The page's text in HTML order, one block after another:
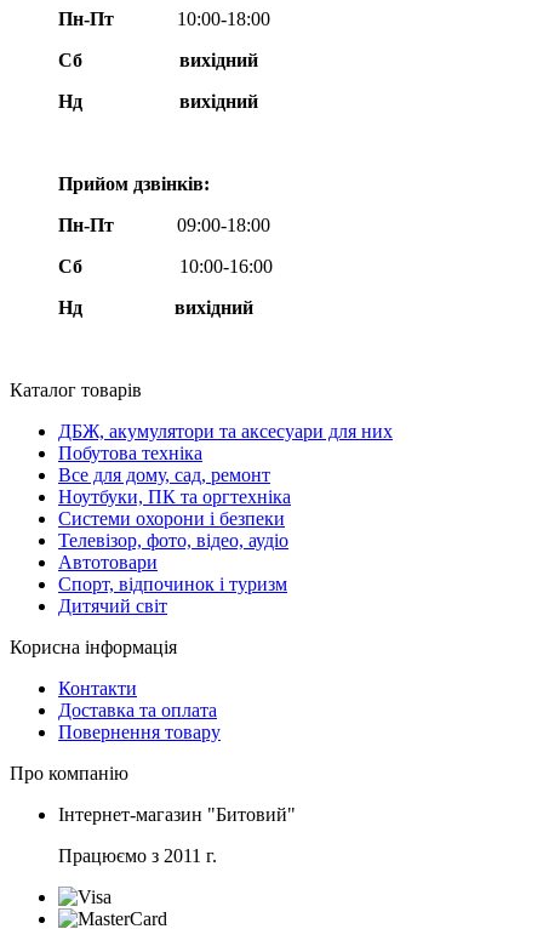
Пн-Пт
10:00-18:00
Сб
вихідний
Нд
вихідний
Прийом дзвінків:
Пн-Пт
09:00-18:00
Сб
10:00-16:00
Нд вихідний
Каталог товарів
ДБЖ, акумулятори та аксесуари для них
Побутова техніка
Все для дому, сад, ремонт
Ноутбуки, ПК та оргтехніка
Системи охорони і безпеки
Телевізор, фото, відео, аудіо
Автотовари
Спорт, відпочинок і туризм
Дитячий світ
Корисна інформація
Контакти
Доставка та оплата
Повернення товару
Про компанію
Інтернет-магазин "Битовий"
Працюємо з 2011 г.